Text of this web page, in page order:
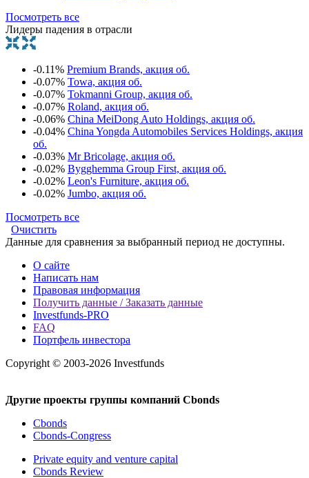
Посмотреть все
Лидеры падения в отрасли
-0.11% Premium Brands, акция об.
-0.07% Towa, акция об.
-0.07% Tokmanni Group, акция об.
-0.07% Roland, акция об.
-0.06% China MeiDong Auto Holdings, акция об.
-0.04% China Yongda Automobiles Services Holdings, акция
об.
-0.03% Mr Bricolage, акция об.
-0.02% Bygghemma Group First, акция об.
-0.02% Leon's Furniture, акция об.
-0.02% Jumbo, акция об.
Посмотреть все
Очистить
Данные для сравнения за выбранный период не доступны.
О сайте
Написать нам
Правовая информация
Получить данные / Заказать данные
Investfunds-PRO
FAQ
Портфель инвестора
Copyright © 2003-2026 Investfunds
Другие проекты группы компаний Cbonds
Cbonds
Cbonds-Congress
Private equity and venture capital
Cbonds Review